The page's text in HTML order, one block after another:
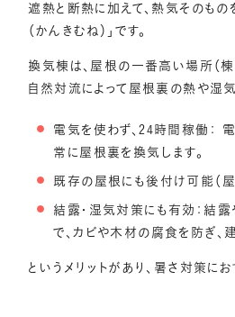
遮熱と断熱に加えて、熱気そのもの
（かんきむね）」です。
換気棟は、屋根の一番高い場所（棟
自然対流によって屋根裏の熱や湿気
電気を使わず、24時間稼働：
常に屋根裏を換気します。
既存の屋根にも後付け可能（屋
結露・湿気対策にも有効：結露
で、カビや木材の腐食を防ぎ、
というメリットがあり、暑さ対策にお